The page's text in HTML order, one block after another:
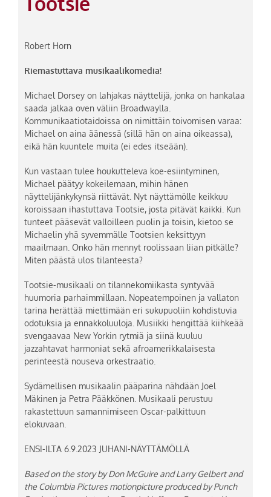
Robert Horn
Riemastuttava musikaalikomedia!
Michael Dorsey on lahjakas näyttelijä, jonka on hankalaa
saada jalkaa oven väliin Broadwaylla.
Kommunikaatiotaidoissa on nimittäin toivomisen varaa:
Michael on aina äänessä (sillä hän on aina oikeassa),
eikä hän kuuntele muita (ei edes itseään).
Kun vastaan tulee houkutteleva koe-esiintyminen,
Michael päätyy kokeilemaan, mihin hänen
näyttelijänkykynsä riittävät. Nyt näyttämölle keikkuu
koroissaan ihastuttava Tootsie, josta pitävät kaikki. Kun
tunteet pääsevät valloilleen puolin ja toisin, kietoo se
Michaelin yhä syvemmälle Tootsien keksittyyn
maailmaan. Onko hän mennyt roolissaan liian pitkälle?
Miten päästä ulos tilanteesta?
Tootsie-musikaali on tilannekomiikasta syntyvää
huumoria parhaimmillaan. Nopeatempoinen ja vallaton
tarina herättää miettimään eri sukupuoliin kohdistuvia
odotuksia ja ennakkoluuloja. Musiikki hengittää kiihkeää
svengaavaa New Yorkin rytmiä ja siinä kuuluu
jazzahtavat harmoniat sekä afroamerikkalaisesta
perinteestä nouseva orkestraatio.
Sydämellisen musikaalin pääparina nähdään Joel
Mäkinen ja Petra Pääkkönen. Musikaali perustuu
rakastettuun samannimiseen Oscar-palkittuun
elokuvaan.
ENSI-ILTA 6.9.2023 JUHANI-NÄYTTÄMÖLLÄ
Based on the story by Don McGuire and Larry Gelbert and
the Columbia Pictures motionpicture produced by Punch